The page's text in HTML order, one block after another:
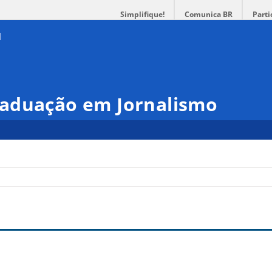
Simplifique! Comunica BR
em Jornalismo